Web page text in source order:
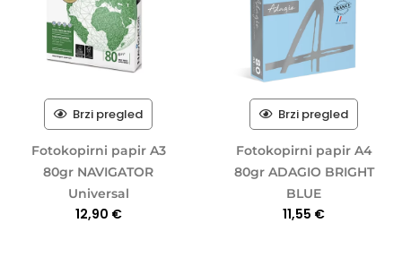
Brzi pregled
Fotokopirni papir A3
80gr NAVIGATOR
Universal
12,90 €
Brzi pregled
Fotokopirni papir A4
80gr ADAGIO BRIGHT
BLUE
11,55 €